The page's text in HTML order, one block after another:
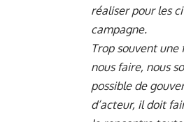
réaliser pour les
campagne.
Trop souvent une
nous faire, nous
possible de
d’acteur, il doit